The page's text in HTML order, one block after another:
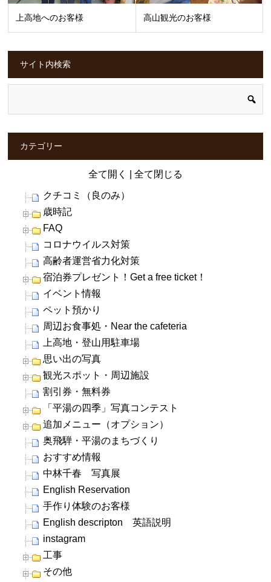
上高地へのお客様 高山観光のお客様
サイト内検索
カテゴリー
全て開く 全て閉じる
クチコミ（良のみ）
歳時記
FAQ
コロナウイルス対策
高齢者運営省力化対策
宿泊券プレゼント！Get a free ticket！
イベント情報
ペット預かり
周辺お食事処・Near the cafeteria
上高地・登山用駐車場
思い出の写真
観光スポット・周辺施設
割引券・無料券
「平湯の四季」写真コンテスト
追加メニュー（オプション）
奥飛騨・平湯のまちづくり
おすすめ情報
中林千春 写真展
English Reservation
手作り体験のお客様
English descripton 英語説明
instagram
工事
その他